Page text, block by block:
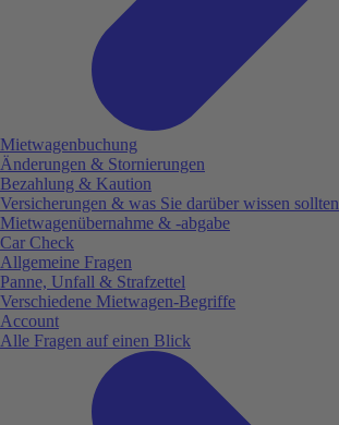
Mietwagenbuchung
Änderungen & Stornierungen
Bezahlung & Kaution
Versicherungen & was Sie darüber wissen sollten
Mietwagenübernahme & -abgabe
Car Check
Allgemeine Fragen
Panne, Unfall & Strafzettel
Verschiedene Mietwagen-Begriffe
Account
Alle Fragen auf einen Blick